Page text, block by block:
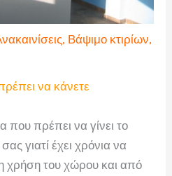
, Βάψιμο κτιρίων,
να κάνετε
πρέπει να γίνει το
γιατί έχει χρόνια να
χρήση του χώρου και από